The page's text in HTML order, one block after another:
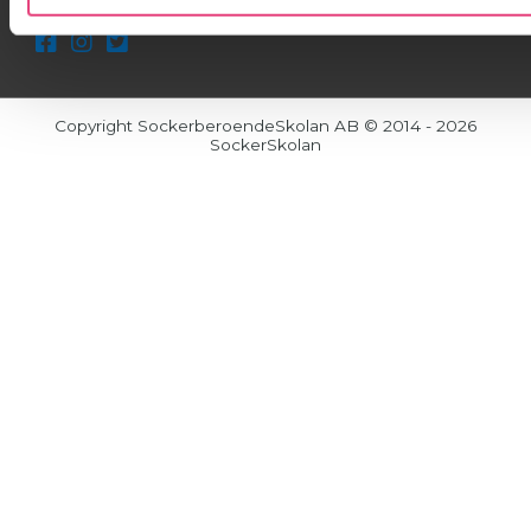
Copyright SockerberoendeSkolan AB © 2014 - 2026
SockerSkolan